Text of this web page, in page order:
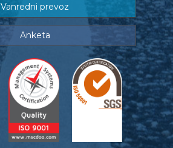
Vanredni prevoz
Anketa